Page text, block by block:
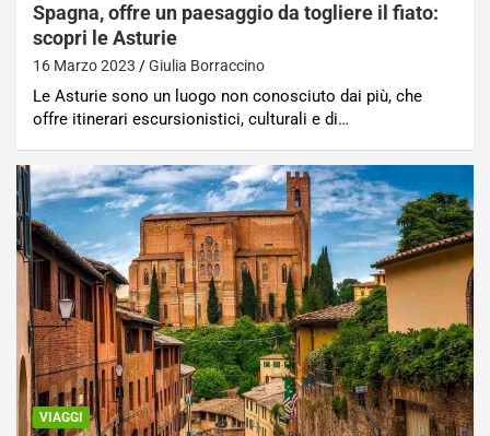
Spagna, offre un paesaggio da togliere il fiato:
scopri le Asturie
16 Marzo 2023 Giulia Borraccino
Le Asturie sono un luogo non conosciuto dai più, che
offre itinerari escursionistici, culturali e di…
VIAGGI